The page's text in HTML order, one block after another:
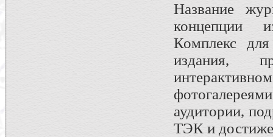
Название
концепции
Комплекс
издания,
аудитории,
ТЭК и